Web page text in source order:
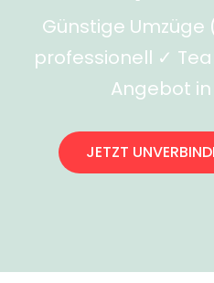
Günstige Umzüge
professionell ✓
Angebot in
JETZT